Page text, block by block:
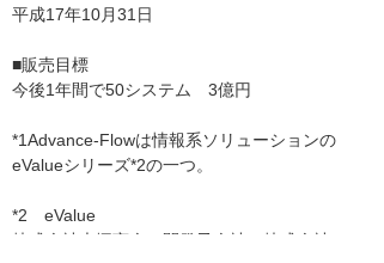
平成17年10月31日
■販売目標
今後1年間で50システム 3億円
*1Advance-Flowは情報系ソリューションの
eValueシリーズ*2の一つ。
*2 eValue
株式会社大塚商会の開発子会社、株式会社OSK